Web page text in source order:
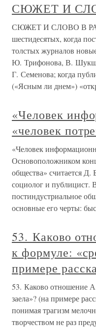
СЮЖЕТ И
СЮЖЕТ И СЛОВО В
шестидесятых, когда
толстых журналов
Ю. Трифонова, В.
Г. Семенова; когда
(«Ясным ли днем»)
«Человек
«человек
«Человек
Основоположником
общества» считается Д.
социолог и публицист.
постиндустриальное
основные его черты:
53. Каково
к формуле:
примере
53. Каково отношение
заела»? (на примере
понимая трагизм
творчеством не раз